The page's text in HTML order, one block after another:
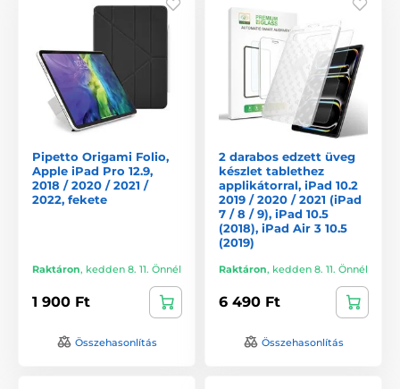
Pipetto Origami Folio,
Apple iPad Pro 12.9,
2018 / 2020 / 2021 /
2022, fekete
Raktáron, kedden 8. 11. Önnél
1 900 Ft
Összehasonlítás
2 darabos edzett üveg
készlet tablethez
applikátorral, iPad 10.2
2019 / 2020 / 2021 (iPad
7 / 8 / 9), iPad 10.5
(2018), iPad Air 3 10.5
(2019)
Raktáron, kedden 8. 11. Önnél
6 490 Ft
Összehasonlítás